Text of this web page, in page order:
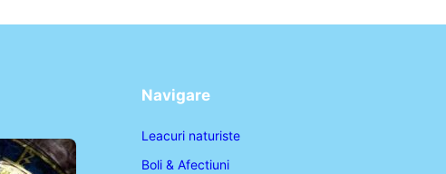
Navigare
Leacuri naturiste
Boli & Afectiuni